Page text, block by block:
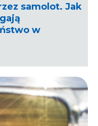
samolot. Jak
w